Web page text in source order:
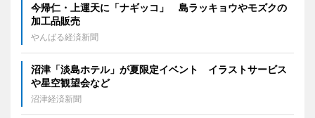
今帰仁・上運天に「ナギッコ」 島ラッキョウやモズクの
加工品販売
やんばる経済新聞
沼津「淡島ホテル」が夏限定イベント イラストサービス
や星空観望会など
沼津経済新聞